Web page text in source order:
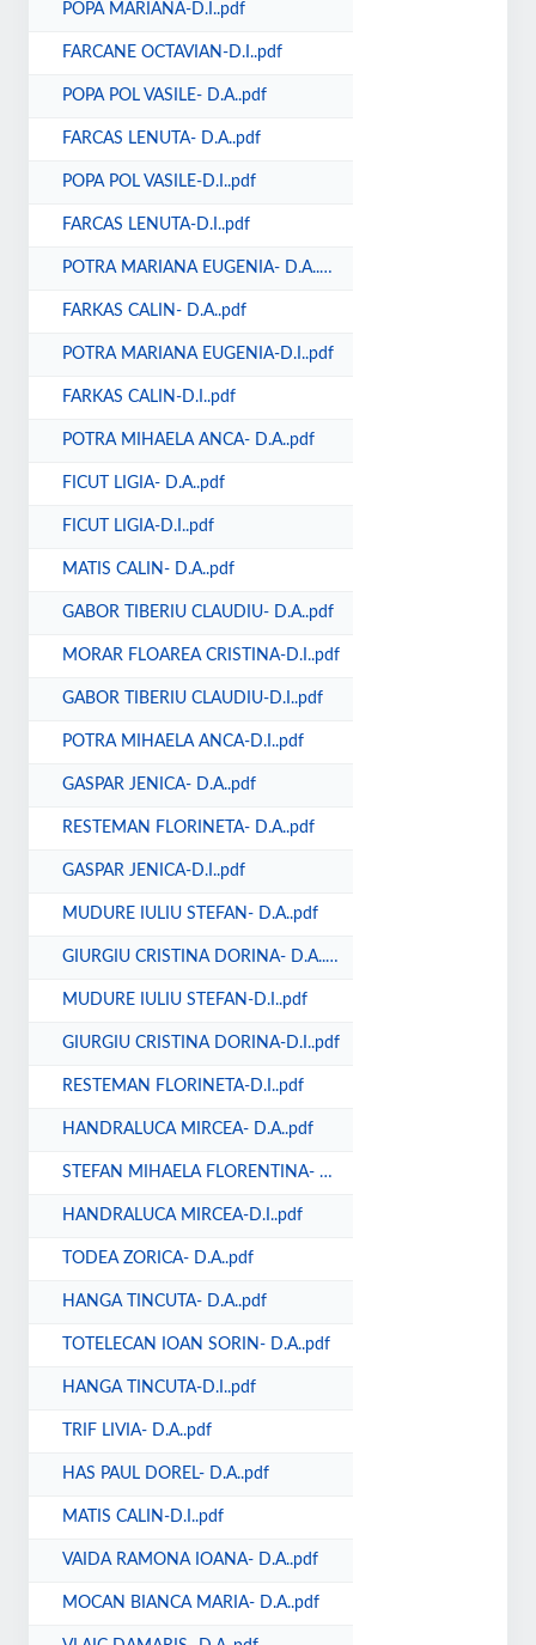
POPA MARIANA-D.I..pdf
FARCANE OCTAVIAN-D.I..pdf
POPA POL VASILE- D.A..pdf
FARCAS LENUTA- D.A..pdf
POPA POL VASILE-D.I..pdf
FARCAS LENUTA-D.I..pdf
POTRA MARIANA EUGENIA- D.A..pdf
FARKAS CALIN- D.A..pdf
POTRA MARIANA EUGENIA-D.I..pdf
FARKAS CALIN-D.I..pdf
POTRA MIHAELA ANCA- D.A..pdf
FICUT LIGIA- D.A..pdf
FICUT LIGIA-D.I..pdf
MATIS CALIN- D.A..pdf
GABOR TIBERIU CLAUDIU- D.A..pdf
MORAR FLOAREA CRISTINA-D.I..pdf
GABOR TIBERIU CLAUDIU-D.I..pdf
POTRA MIHAELA ANCA-D.I..pdf
GASPAR JENICA- D.A..pdf
RESTEMAN FLORINETA- D.A..pdf
GASPAR JENICA-D.I..pdf
MUDURE IULIU STEFAN- D.A..pdf
GIURGIU CRISTINA DORINA- D.A..pdf
MUDURE IULIU STEFAN-D.I..pdf
GIURGIU CRISTINA DORINA-D.I..pdf
RESTEMAN FLORINETA-D.I..pdf
HANDRALUCA MIRCEA- D.A..pdf
STEFAN MIHAELA FLORENTINA- D.A..pdf
HANDRALUCA MIRCEA-D.I..pdf
TODEA ZORICA- D.A..pdf
HANGA TINCUTA- D.A..pdf
TOTELECAN IOAN SORIN- D.A..pdf
HANGA TINCUTA-D.I..pdf
TRIF LIVIA- D.A..pdf
HAS PAUL DOREL- D.A..pdf
MATIS CALIN-D.I..pdf
VAIDA RAMONA IOANA- D.A..pdf
MOCAN BIANCA MARIA- D.A..pdf